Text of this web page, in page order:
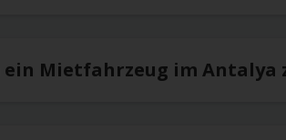
Mietfahrzeug im Antalya